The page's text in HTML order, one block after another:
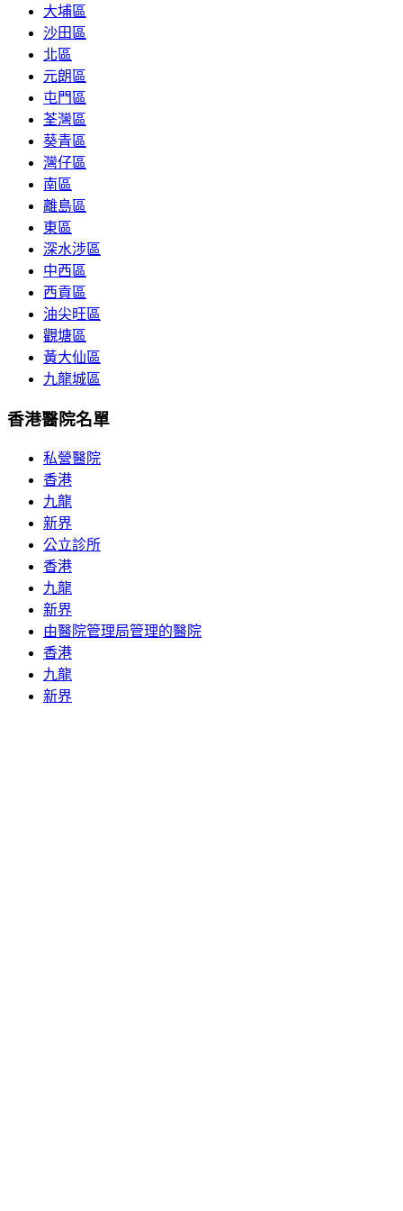
大埔區
沙田區
北區
元朗區
屯門區
荃灣區
葵青區
灣仔區
南區
離島區
東區
深水涉區
中西區
西貢區
油尖旺區
觀塘區
黃大仙區
九龍城區
香港醫院名單
私營醫院
香港
九龍
新界
公立診所
香港
九龍
新界
由醫院管理局管理的醫院
香港
九龍
新界